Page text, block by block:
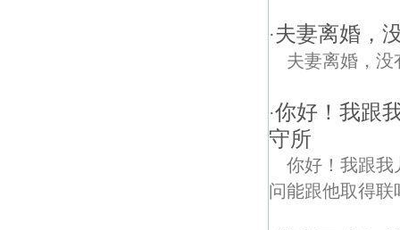
·夫妻离婚，
夫妻离婚，
·你好！我跟
守所
你好！我跟我
问能跟他取得联